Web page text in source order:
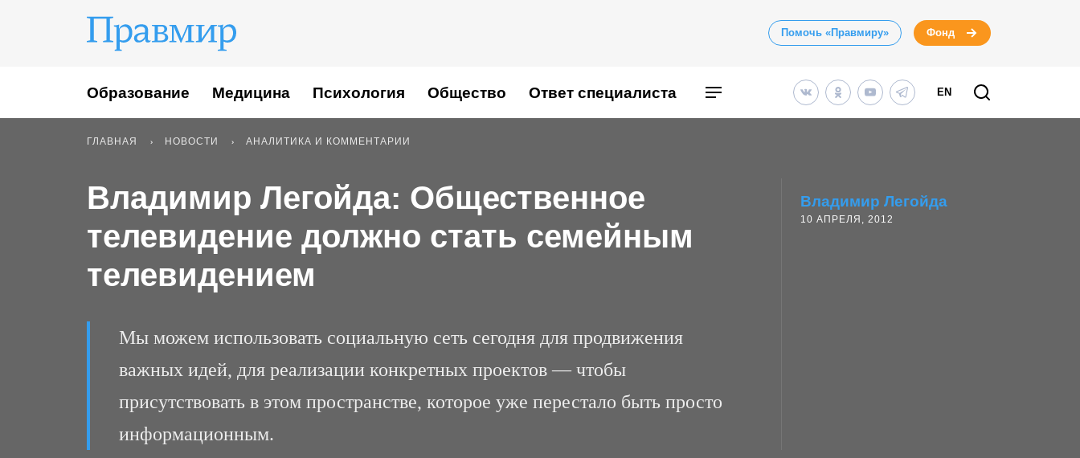
Помочь «Правмиру» Фонд
Образование Медицина Психология Общество Ответ специалиста EN
ГЛАВНАЯ НОВОСТИ АНАЛИТИКА И КОММЕНТАРИИ
Владимир Легойда: Общественное
телевидение должно стать семейным
телевидением
Мы можем использовать социальную сеть сегодня для продвижения
важных идей, для реализации конкретных проектов — чтобы
присутствовать в этом пространстве, которое уже перестало быть просто
информационным.
Владимир Легойда
10 АПРЕЛЯ, 2012